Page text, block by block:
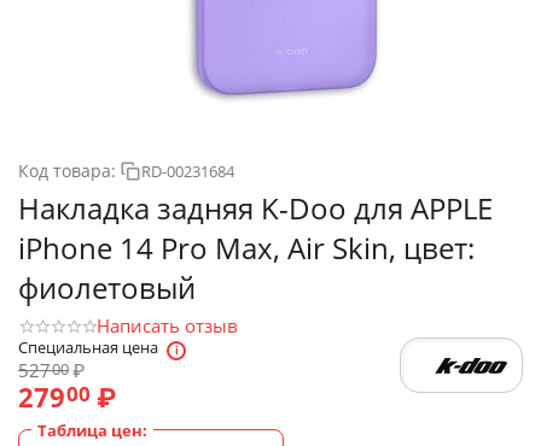
Код товара: RD-00231684
Накладка задняя K-Doo для APPLE
iPhone 14 Pro Max, Air Skin, цвет:
фиолетовый
Написать отзыв
Специальная цена
52700₽
27900 ₽
Таблица цен: